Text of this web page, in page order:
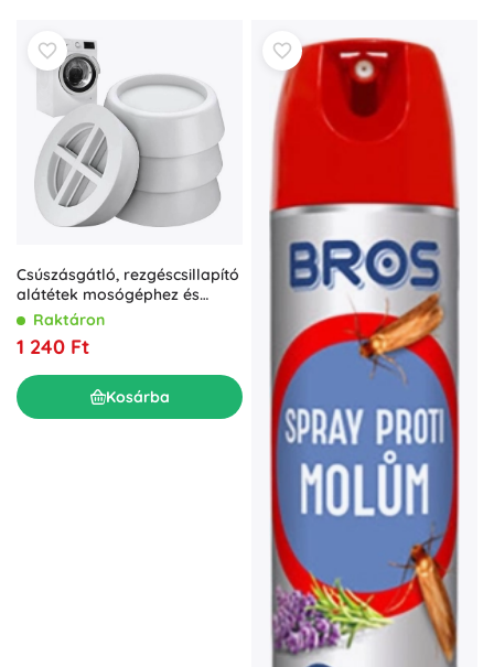
Csúszásgátló, rezgéscsillapító
alátétek mosógéphez és
háztartási gépekhez – 4 db
Raktáron
1 240 Ft
Kosárba